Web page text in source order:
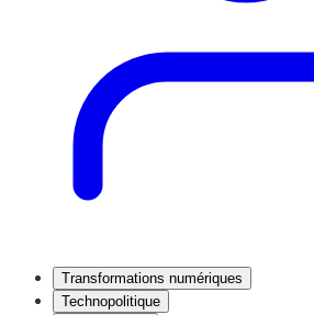
Transformations numériques
Technopolitique